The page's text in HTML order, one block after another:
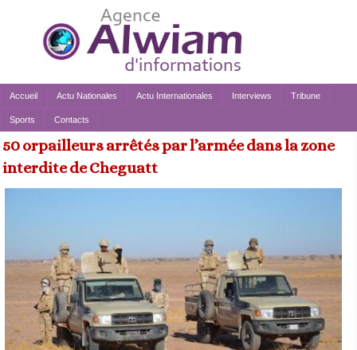
Accueil Actu Nationales Actu Internationales Interviews Tribune
Sports Contacts
50 orpailleurs arrêtés par l’armée dans la zone
interdite de Cheguatt